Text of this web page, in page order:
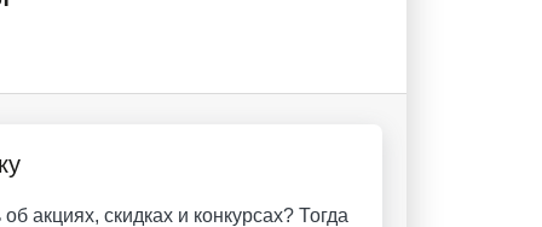
акциях, скидках и конкурсах? Тогда